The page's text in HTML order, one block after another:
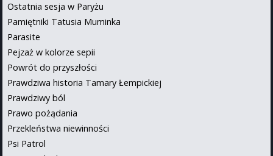
Ostatnia sesja w Paryżu
Pamiętniki Tatusia Muminka
Parasite
Pejzaż w kolorze sepii
Powrót do przyszłości
Prawdziwa historia Tamary Łempickiej
Prawdziwy ból
Prawo pożądania
Przekleństwa niewinności
Psi Patrol